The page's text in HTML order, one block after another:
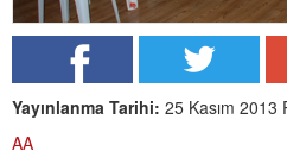
Yayınlanma Tarihi: 25 Kasım 2013
AA